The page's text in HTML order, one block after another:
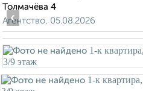
Толмачёва 4
Агентство, 05.08.2026
‹